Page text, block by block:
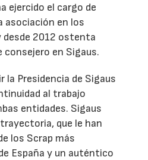
ejercido el cargo de
asociación en los
2012 ostenta
consejero en Sigaus.
la Presidencia de Sigaus
al trabajo
entidades. Sigaus
que le han
los Scrap más
España y un auténtico